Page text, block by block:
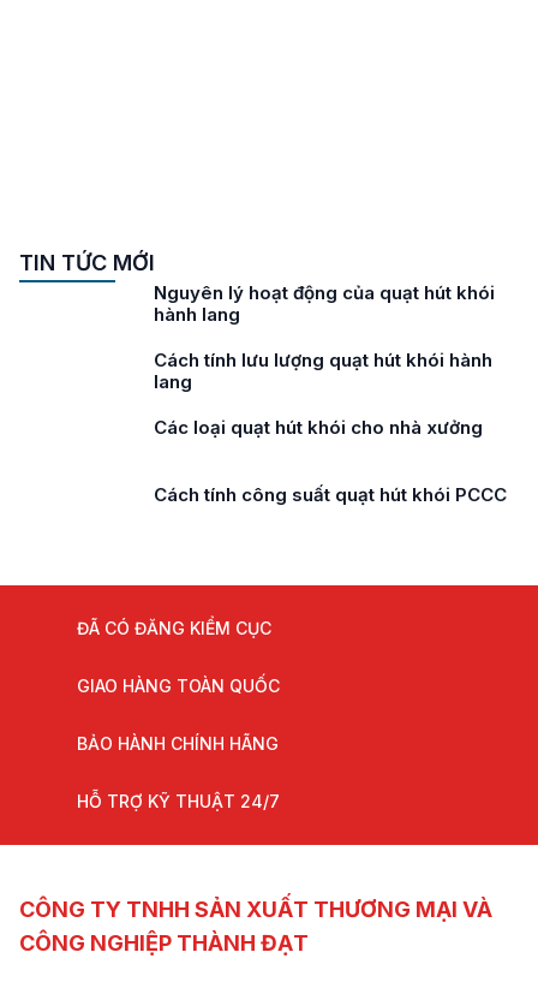
TIN TỨC MỚI
Lưu ý khi lựa chọn quạt hút khói hành
lang
Tiêu chuẩn quạt hút khói hành lang
Các loại quạt hút khói cho tòa nhà cao
Cách tính lưu lượng quạt hút khói
ĐÃ CÓ ĐĂNG KIỂM CỤC
GIAO HÀNG TOÀN QUỐC
BẢO HÀNH CHÍNH HÃNG
HỖ TRỢ KỸ THUẬT 24/7
CÔNG TY TNHH SẢN XUẤT THƯƠNG MẠI VÀ
CÔNG NGHIỆP THÀNH ĐẠT